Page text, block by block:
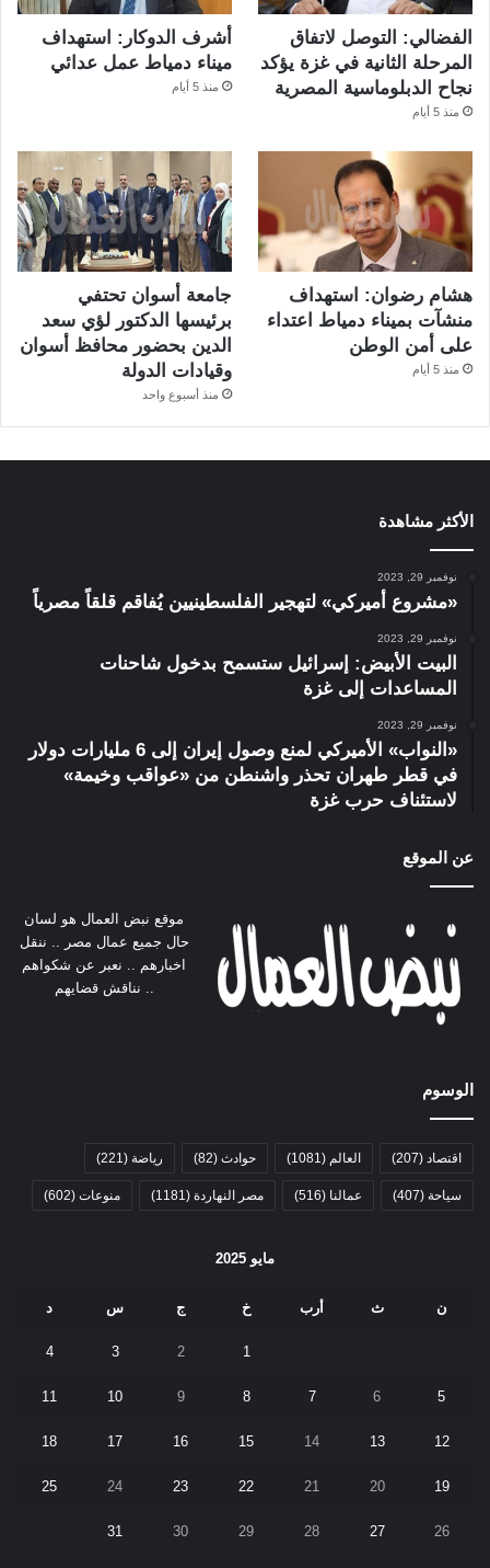
الفضالي: التوصل لاتفاق
المرحلة الثانية في غزة يؤكد
نجاح الدبلوماسية المصرية
منذ 5 أيام
أشرف الدوكار: استهداف
ميناء دمياط عمل عدائي
منذ 5 أيام
هشام رضوان: استهداف
منشآت بميناء دمياط اعتداء
على أمن الوطن
منذ 5 أيام
جامعة أسوان تحتفي
برئيسها الدكتور لؤي سعد
الدين بحضور محافظ أسوان
وقيادات الدولة
منذ أسبوع واحد
الأكثر مشاهدة
نوفمبر 29, 2023
«مشروع أميركي» لتهجير الفلسطينيين يُفاقم قلقاً مصرياً
نوفمبر 29, 2023
البيت الأبيض: إسرائيل ستسمح بدخول شاحنات
المساعدات إلى غزة
نوفمبر 29, 2023
«النواب» الأميركي لمنع وصول إيران إلى 6 مليارات دولار
في قطر طهران تحذر واشنطن من «عواقب وخيمة»
لاستئناف حرب غزة
عن الموقع
موقع نبض العمال هو لسان
حال جميع عمال مصر .. ننقل
اخبارهم .. نعبر عن شكواهم
.. نناقش قضايهم
الوسوم
اقتصاد (207) العالم (1081) حوادث (82) رياضة (221)
سياحة (407) عمالنا (516) مصر النهاردة (1181) منوعات (602)
مايو 2025
ن ث أرب خ ج س د
1
2
3
4
5
6
7
8
9
10
11
12
13
14
15
16
17
18
19
20
21
22
23
24
25
26
27
28
29
30
31